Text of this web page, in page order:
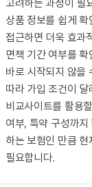
고려하는 과정이 필
상품 정보를 쉽게
접근하면 더욱 효과
면책 기간 여부를
바로 시작되지 않을
따라 가입 조건이
비교사이트를 활용
여부, 특약 구성까
하는 보험인 만큼
필요합니다.